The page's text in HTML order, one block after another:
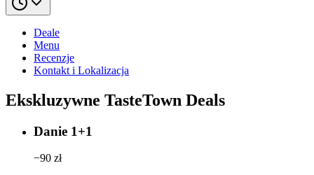
Deale
Menu
Recenzje
Kontakt i Lokalizacja
Ekskluzywne TasteTown Deals
Danie 1+1
−90 zł